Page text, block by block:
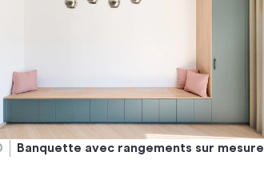
Banquette avec rangements sur mesure